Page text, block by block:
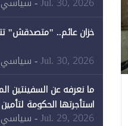
خزان عائم.. "متصدقش"
Jul. 30, 2026- سياسي
ما نعرفه عن السفينتين
استأجرتها الحكومة
Jul. 29, 2026- سياسي